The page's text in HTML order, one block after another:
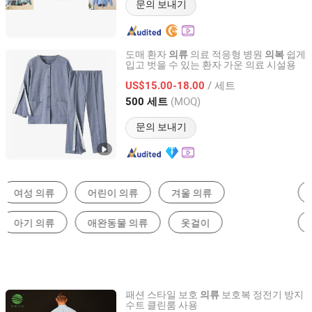
문의 보내기
도매 환자 의류 의료 적응형 병원 의복 쉽게
입고 벗을 수 있는 환자 가운 의료 시설용
US$15.00-18.00 / 세트
500 세트 (MOQ)
문의 보내기
Wellmien Healthcare Tech. (Suzhou) Co., Ltd.
Jiangsu, China 이후 2007
짐 피트니스 세트 남성T셔츠 요가 세트
제복 작업복 중고의류
패션 스타일 보호 의류 보호복 정전기 방지
수트 클린룸 사용
Suzhou Jingshang Jingmei Electronic Technology Co.,